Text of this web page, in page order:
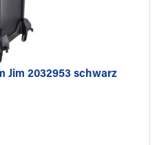
Jim 2032953 schwarz